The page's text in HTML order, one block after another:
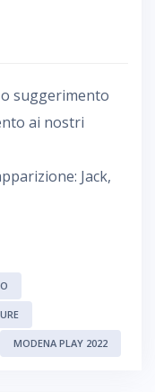
suggerimento
ai nostri
Jack,
MODENA PLAY 2022